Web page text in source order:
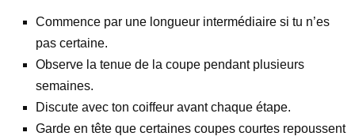
Commence par une longueur intermédiaire si tu n’es
pas certaine.
Observe la tenue de la coupe pendant plusieurs
semaines.
Discute avec ton coiffeur avant chaque étape.
Garde en tête que certaines coupes courtes repoussent